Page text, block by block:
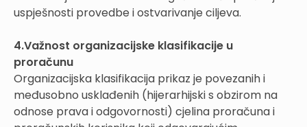
uspješnosti provedbe i ostvarivanje ciljeva.
4.Važnost organizacijske klasifikacije u
proračunu
Organizacijska klasifikacija prikaz je povezanih i
međusobno usklađenih (hijerarhijski s obzirom na
odnose prava i odgovornosti) cjelina proračuna i